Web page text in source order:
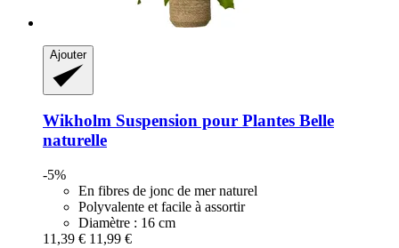
Ajouter
Wikholm Suspension pour Plantes Belle
naturelle
-5%
En fibres de jonc de mer naturel
Polyvalente et facile à assortir
Diamètre : 16 cm
11,39 € 11,99 €